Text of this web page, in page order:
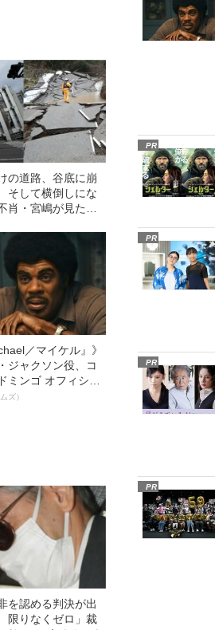
の道路、谷底に崩
そして横倒しにな
肖・宮嶋が見た能
／マイケル』》
ジャクソン役、コ
ミンゴ オフィシャ
ー“観客を魅了した
ズ）
を認める判決が出
限りなくゼロ」裁
PR
PR
PR
PR